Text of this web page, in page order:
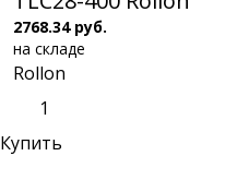
2768.34 руб.
на складе
Rollon
Купить